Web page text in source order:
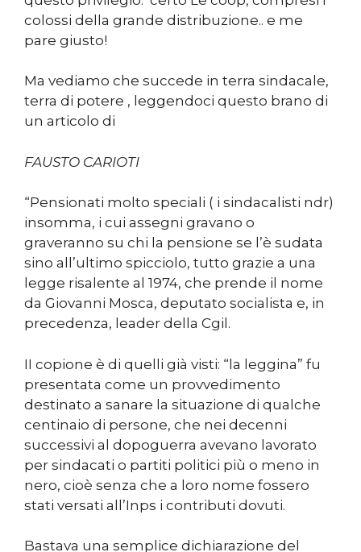
colossi della grande distribuzione.. e me
pare giusto!
Ma vediamo che succede in terra sindacale,
terra di potere , leggendoci questo brano di
un articolo di
FAUSTO CARIOTI
“Pensionati molto speciali ( i sindacalisti ndr)
insomma, i cui assegni gravano o
graveranno su chi la pensione se l’è sudata
sino all’ultimo spicciolo, tutto grazie a una
legge risalente al 1974, che prende il nome
da Giovanni Mosca, deputato socialista e, in
precedenza, leader della Cgil.
II copione è di quelli già visti: “la leggina” fu
presentata come un provvedimento
destinato a sanare la situazione di qualche
centinaio di persone, che nei decenni
successivi al dopoguerra avevano lavorato
per sindacati o partiti politici più o meno in
nero, cioè senza che a loro nome fossero
stati versati all’Inps i contributi dovuti.
Bastava una semplice dichiarazione del